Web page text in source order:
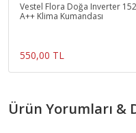
Vestel Flora Doğa Inverter 152
A++ Klima Kumandası
550,00 TL
Ürün Yorumları &